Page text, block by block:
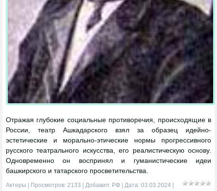
Отражая глубокие социальные противоречия, происходящие в
России, театр Ашкадарского взял за образец идейно-
эстетические и морально-этические нормы прогрессивного
русского театрального искусства, его реалистическую основу.
Одновременно он воспринял и гуманистические идеи
башкирского и татарского просветительства.
Актеры | Просмотров: 2133 | Добавил: РФ | Дата: 03.03.2024 |